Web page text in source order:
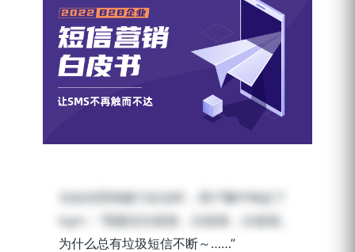
营销，误会该解除啦！
发布时间：2022-10-18 | 阅读时长：1 分钟
当短信营销被污名化时，用户脑中响起了
bgm：“我最近比较烦，比较烦，比较烦。
为什么总有垃圾短信不断～……”